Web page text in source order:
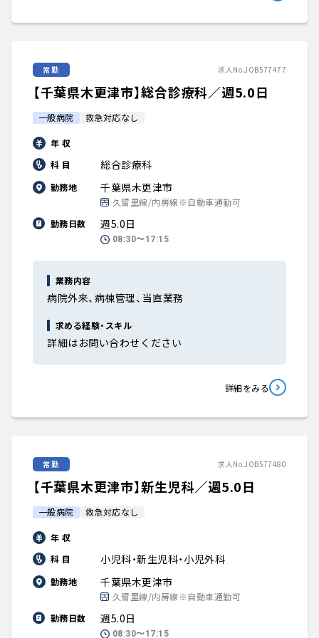
常勤 求人No.JOB577477
【千葉県木更津市】総合診療科／週5.0日
一般病院 救急対応なし
年 収
科 目
総合診療科
勤務地 千葉県木更津市
久留里線/内房線※自動車通勤可
勤務日数
週5.0日
08:30〜17:15
業務内容
病院外来、病棟管理、当直業務
求める経験・スキル
詳細はお問い合わせください
詳細をみる
常勤 求人No.JOB577480
【千葉県木更津市】新生児科／週5.0日
一般病院 救急対応なし
年 収
科 目
小児科・新生児科・小児外科
勤務地 千葉県木更津市
久留里線/内房線※自動車通勤可
勤務日数
週5.0日
08:30〜17:15